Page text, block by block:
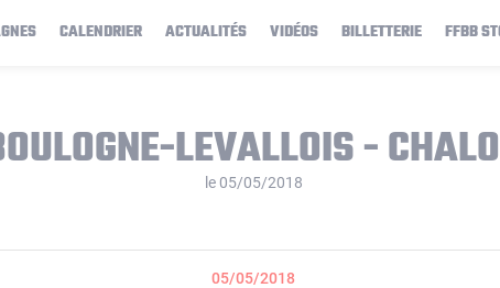
CALENDRIER ACTUALITÉS VIDÉOS BILLETTERIE FFBB
LEVALLOIS -
le 05/05/2018
05/05/2018